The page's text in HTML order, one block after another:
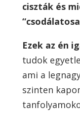
ciszták és
Ezek az én
tudok
ami a
szinten